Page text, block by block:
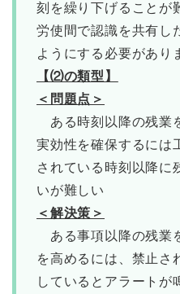
刻を繰り下げることが
労使間で認識を共有し
ようにする必要があり
【⑵の類型】
＜問題点＞
ある時刻以降の残業
実効性を確保するには
されている時刻以降に
いが難しい
＜解決策＞
ある事項以降の残業
を高めるには、禁止さ
しているとアラートが